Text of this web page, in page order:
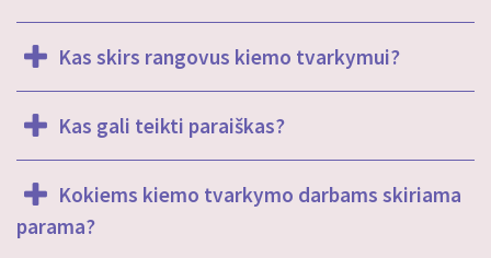
Kas skirs rangovus kiemo tvarkymui?
Kas gali teikti paraiškas?
Kokiems kiemo tvarkymo darbams skiriama
parama?